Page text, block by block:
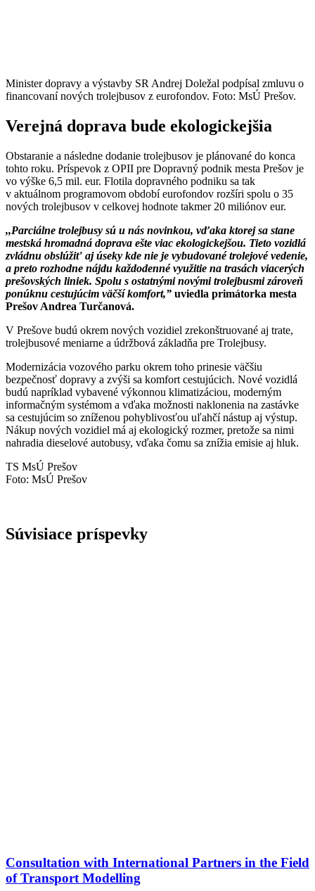
Minister dopravy a výstavby SR Andrej Doležal podpísal zmluvu o
financovaní nových trolejbusov z eurofondov. Foto: MsÚ Prešov.
Verejná doprava bude ekologickejšia
Obstaranie a následne dodanie trolejbusov je plánované do konca
tohto roku. Príspevok z OPII pre Dopravný podnik mesta Prešov je
vo výške 6,5 mil. eur. Flotila dopravného podniku sa tak
v aktuálnom programovom období eurofondov rozšíri spolu o 35
nových trolejbusov v celkovej hodnote takmer 20 miliónov eur.
,,Parciálne trolejbusy sú u nás novinkou, vďaka ktorej sa stane
mestská hromadná doprava ešte viac ekologickejšou. Tieto vozidlá
zvládnu obslúžiť aj úseky kde nie je vybudované trolejové vedenie,
a preto rozhodne nájdu každodenné využitie na trasách viacerých
prešovských liniek. Spolu s ostatnými novými trolejbusmi zároveň
ponúknu cestujúcim väčší komfort,” uviedla primátorka mesta
Prešov Andrea Turčanová.
V Prešove budú okrem nových vozidiel zrekonštruované aj trate,
trolejbusové meniarne a údržbová základňa pre Trolejbusy.
Modernizácia vozového parku okrem toho prinesie väčšiu
bezpečnosť dopravy a zvýši sa komfort cestujúcich. Nové vozidlá
budú napríklad vybavené výkonnou klimatizáciou, moderným
informačným systémom a vďaka možnosti naklonenia na zastávke
sa cestujúcim so zníženou pohyblivosťou uľahčí nástup aj výstup.
Nákup nových vozidiel má aj ekologický rozmer, pretože sa nimi
nahradia dieselové autobusy, vďaka čomu sa znížia emisie aj hluk.
TS MsÚ Prešov
Foto: MsÚ Prešov
Súvisiace príspevky
Consultation with International Partners in the Field
of Transport Modelling